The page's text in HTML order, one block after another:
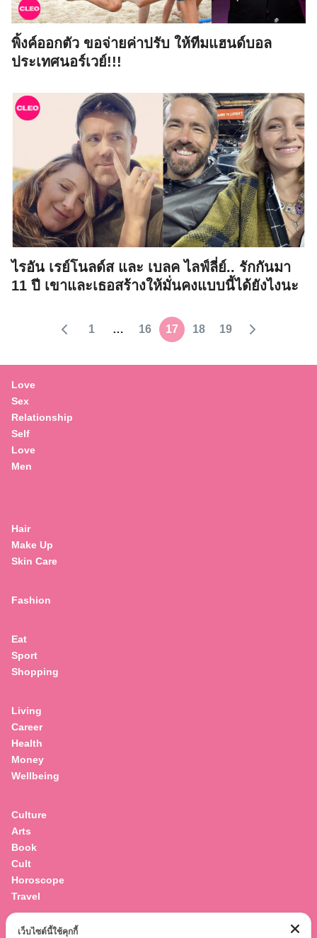
พิ้งค์ออกตัว ขอจ่ายค่าปรับ ให้ทีมแฮนด์บอล
ประเทศนอร์เวย์!!!
ไรอัน เรย์โนลด์ส และ เบลค ไลฟ์ลี่ย์.. รักกันมา
11 ปี เขาและเธอสร้างให้มั่นคงแบบนี้ได้ยังไงนะ
1 … 16 17 18 19
Love
Sex
Relationship
Self
Love
Men
Hair
Make Up
Skin Care
Fashion
Eat
Sport
Shopping
Living
Career
Health
Money
Wellbeing
Culture
Arts
Book
Cult
Horoscope
Travel
Entertainment
เว็บไซต์นี้ใช้คุกกี้